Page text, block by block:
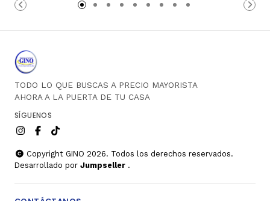
TODO LO QUE BUSCAS A PRECIO MAYORISTA
AHORA A LA PUERTA DE TU CASA
SÍGUENOS
Copyright GINO 2026. Todos los derechos reservados.
Desarrollado por Jumpseller .